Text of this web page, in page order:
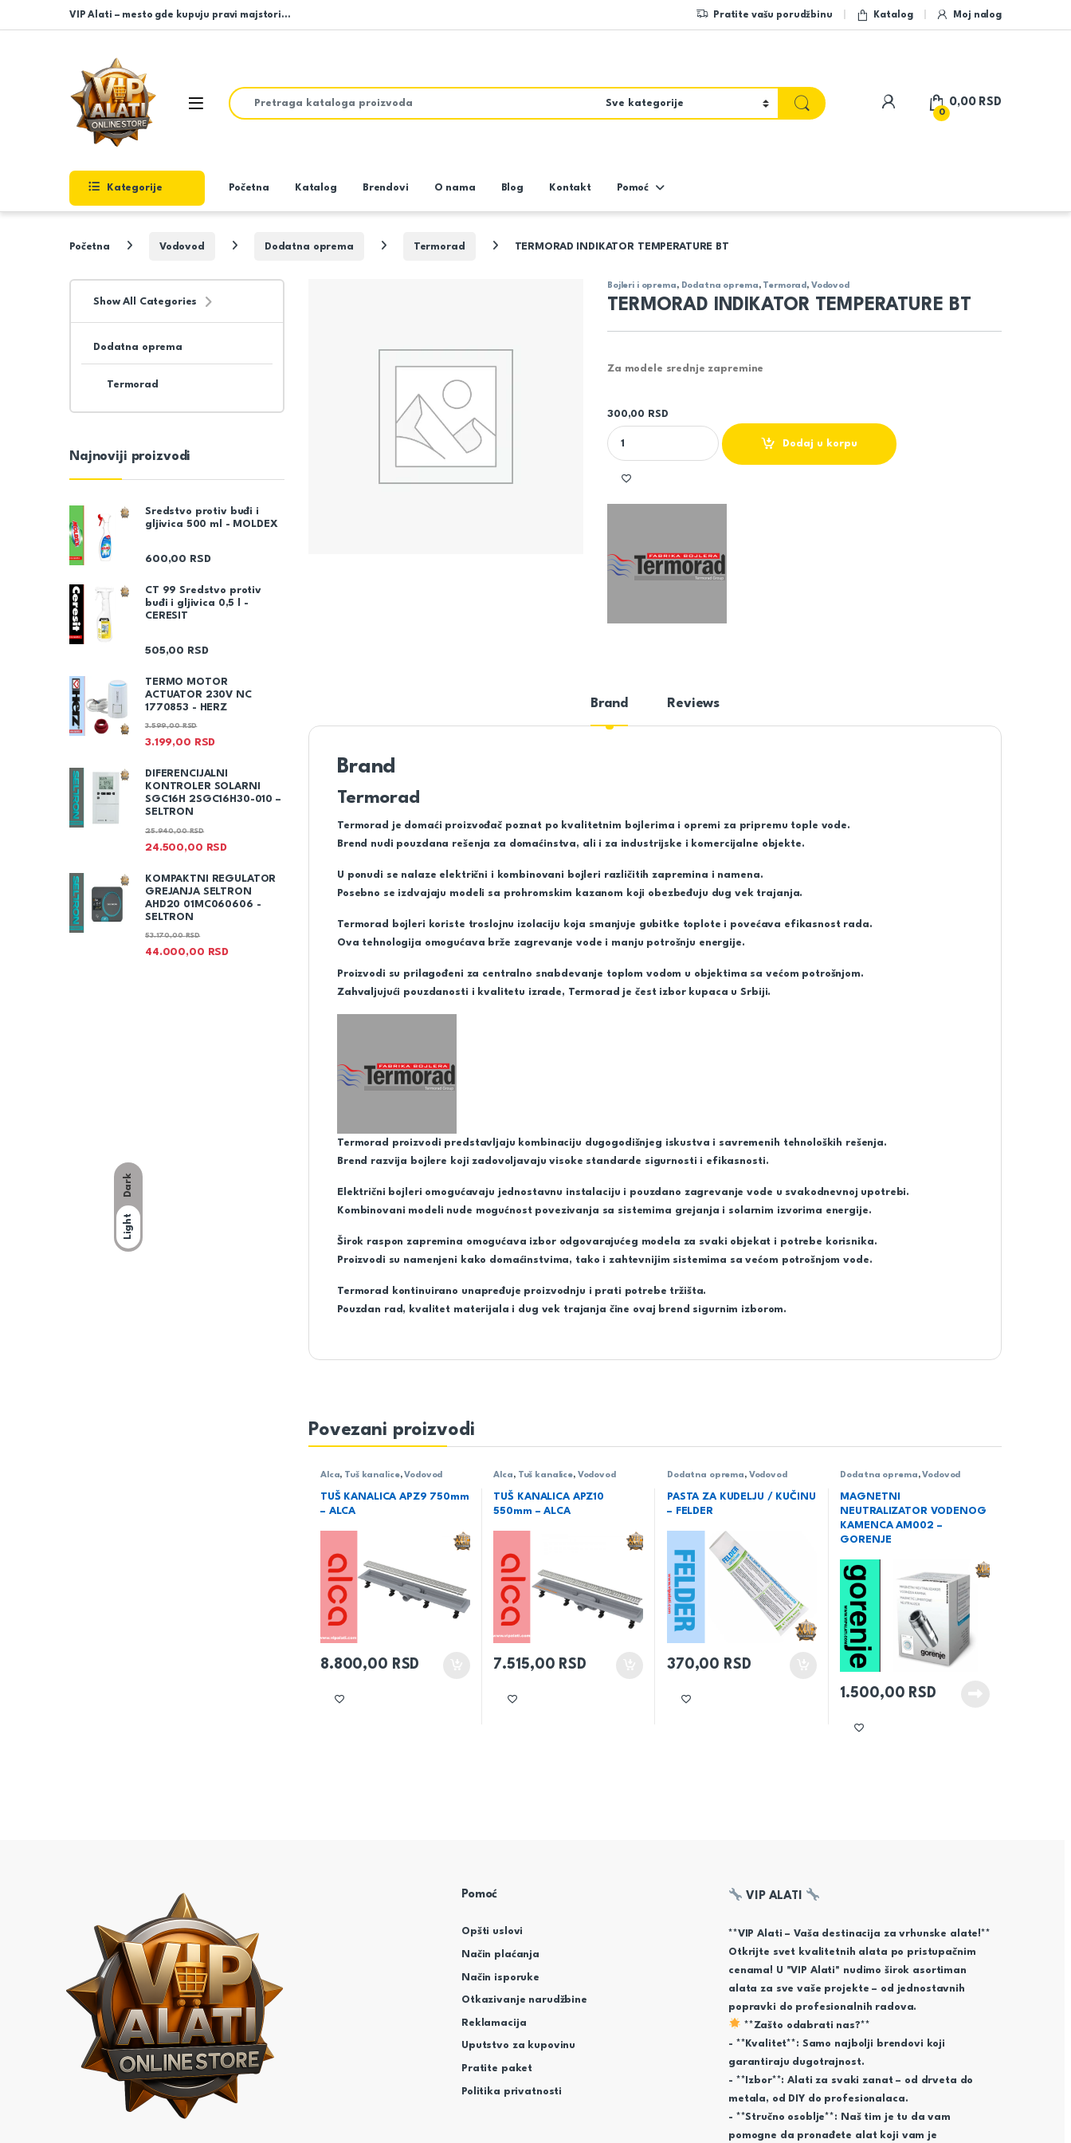
Dark
Light
Skip to navigation
Skip to content
VIP Alati – mesto gde kupuju pravi majstori… Pratite vašu porudžbinu Katalog Moj nalog
Open
Search for:
My Account
0
0,00 RSD
Kategorije Početna Katalog Brendovi O nama Blog Kontakt Pomoć
Početna Vodovod Dodatna oprema Termorad TERMORAD INDIKATOR TEMPERATURE BT
Bojleri i oprema, Dodatna oprema, Termorad , Vodovod
TERMORAD INDIKATOR TEMPERATURE BT
Za modele srednje zapremine
300,00
RSD
TERMORAD INDIKATOR TEMPERATURE BT quantity
Dodaj u korpu
Brand Reviews
Brand
Termorad
Termorad je domaći proizvođač poznat po kvalitetnim bojlerima i opremi za pripremu tople vode.
Brend nudi pouzdana rešenja za domaćinstva, ali i za industrijske i komercijalne objekte.
U ponudi se nalaze električni i kombinovani bojleri različitih zapremina i namena.
Posebno se izdvajaju modeli sa prohromskim kazanom koji obezbeđuju dug vek trajanja.
Termorad bojleri koriste troslojnu izolaciju koja smanjuje gubitke toplote i povećava efikasnost rada.
Ova tehnologija omogućava brže zagrevanje vode i manju potrošnju energije.
Proizvodi su prilagođeni za centralno snabdevanje toplom vodom u objektima sa većom potrošnjom.
Zahvaljujući pouzdanosti i kvalitetu izrade, Termorad je čest izbor kupaca u Srbiji.
Termorad proizvodi predstavljaju kombinaciju dugogodišnjeg iskustva i savremenih tehnoloških rešenja.
Brend razvija bojlere koji zadovoljavaju visoke standarde sigurnosti i efikasnosti.
Električni bojleri omogućavaju jednostavnu instalaciju i pouzdano zagrevanje vode u svakodnevnoj upotrebi.
Kombinovani modeli nude mogućnost povezivanja sa sistemima grejanja i solarnim izvorima energije.
Širok raspon zapremina omogućava izbor odgovarajućeg modela za svaki objekat i potrebe korisnika.
Proizvodi su namenjeni kako domaćinstvima, tako i zahtevnijim sistemima sa većom potrošnjom vode.
Termorad kontinuirano unapređuje proizvodnju i prati potrebe tržišta.
Pouzdan rad, kvalitet materijala i dug vek trajanja čine ovaj brend sigurnim izborom.
Povezani proizvodi
Alca, Tuš kanalice,Vodovod
TUŠ KANALICA APZ9 750mm
– ALCA
8.800,00 RSD
Alca, Tuš kanalice, Vodovod
TUŠ KANALICA APZ10
550mm – ALCA
7.515,00 RSD
Dodatna oprema, Vodovod
PASTA ZA KUDELJU / KUČINU
– FELDER
370,00 RSD
Dodatna oprema,Vodovod
MAGNETNI
NEUTRALIZATOR VODENOG
KAMENCA AM002 –
GORENJE
1.500,00 RSD
Show All Categories
Dodatna oprema
Termorad
Najnoviji proizvodi
Sredstvo protiv buđi i
gljivica 500 ml - MOLDEX
600,00 RSD
CT 99 Sredstvo protiv
buđi i gljivica 0,5 l -
CERESIT
505,00 RSD
TERMO MOTOR
ACTUATOR 230V NC
1770853 - HERZ
3.199,00 RSD
3.599,00RSD
DIFERENCIJALNI
KONTROLER SOLARNI
SGC16H 2SGC16H30-010 –
SELTRON
24.500,00 RSD
25.940,00RSD
KOMPAKTNI REGULATOR
GREJANJA SELTRON
AHD20 01MC060606 -
SELTRON
44.000,00 RSD
53.170,00RSD
Pomoć
Opšti uslovi
Način plaćanja
Način isporuke
Otkazivanje narudžbine
Reklamacija
Uputstvo za kupovinu
Pratite paket
Politika privatnosti
VIP ALATI
**VIP Alati – Vaša destinacija za vrhunske alate!**
Otkrijte svet kvalitetnih alata po pristupačnim
cenama! U "VIP Alati" nudimo širok asortiman
alata za sve vaše projekte – od jednostavnih
popravki do profesionalnih radova.
**Zašto odabrati nas?**
- **Kvalitet**: Samo najbolji brendovi koji
garantiraju dugotrajnost.
- **Izbor**: Alati za svaki zanat – od drveta do
metala, od DIY do profesionalaca.
- **Stručno osoblje**: Naš tim je tu da vam
pomogne da pronađete alat koji vam je